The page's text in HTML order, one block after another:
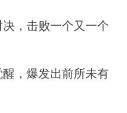
，击败一个又一个
，爆发出前所未有